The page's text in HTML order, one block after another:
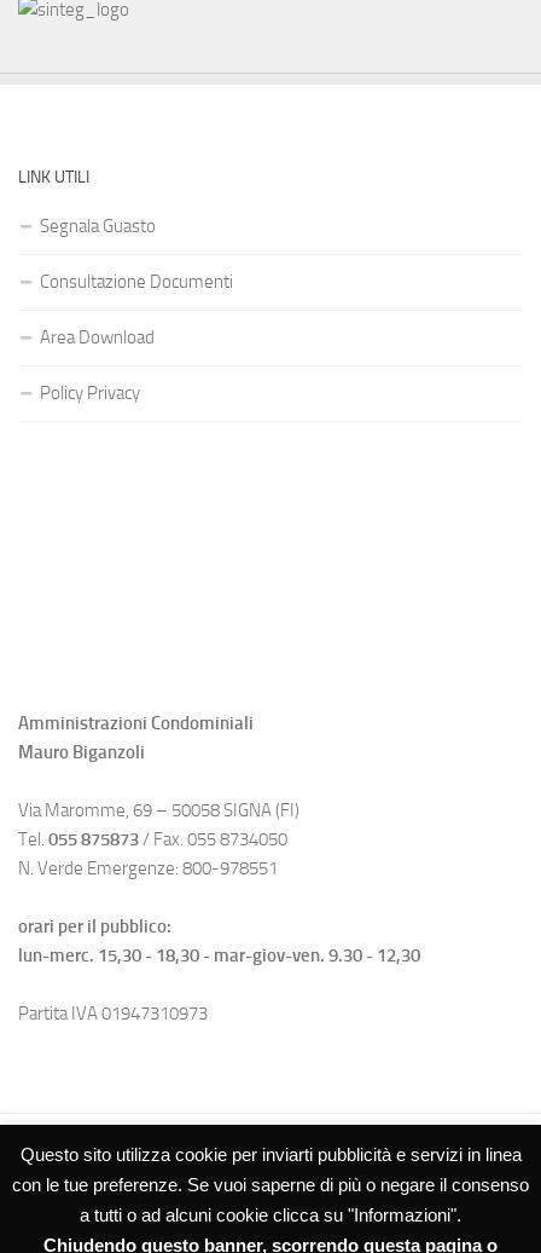
LINK UTILI
Segnala Guasto
Consultazione Documenti
Area Download
Policy Privacy
Amministrazioni Condominiali
Mauro Biganzoli
Via Maromme, 69 – 50058 SIGNA (FI)
Tel. 055 875873/ Fax. 055 8734050
N. Verde Emergenze: 800-978551
orari per il pubblico:
lun-merc. 15,30 - 18,30 - mar-giov-ven. 9.30 - 12,30
Partita IVA 01947310973
Studio Biganzoli SRL – Amministrazioni Condominiali © 2026. Tutti i
Questo sito utilizza cookie per inviarti pubblicità e servizi in linea
con le tue preferenze. Se vuoi saperne di più o negare il consenso
a tutti o ad alcuni cookie clicca su "Informazioni".
Chiudendo questo banner, scorrendo questa pagina o